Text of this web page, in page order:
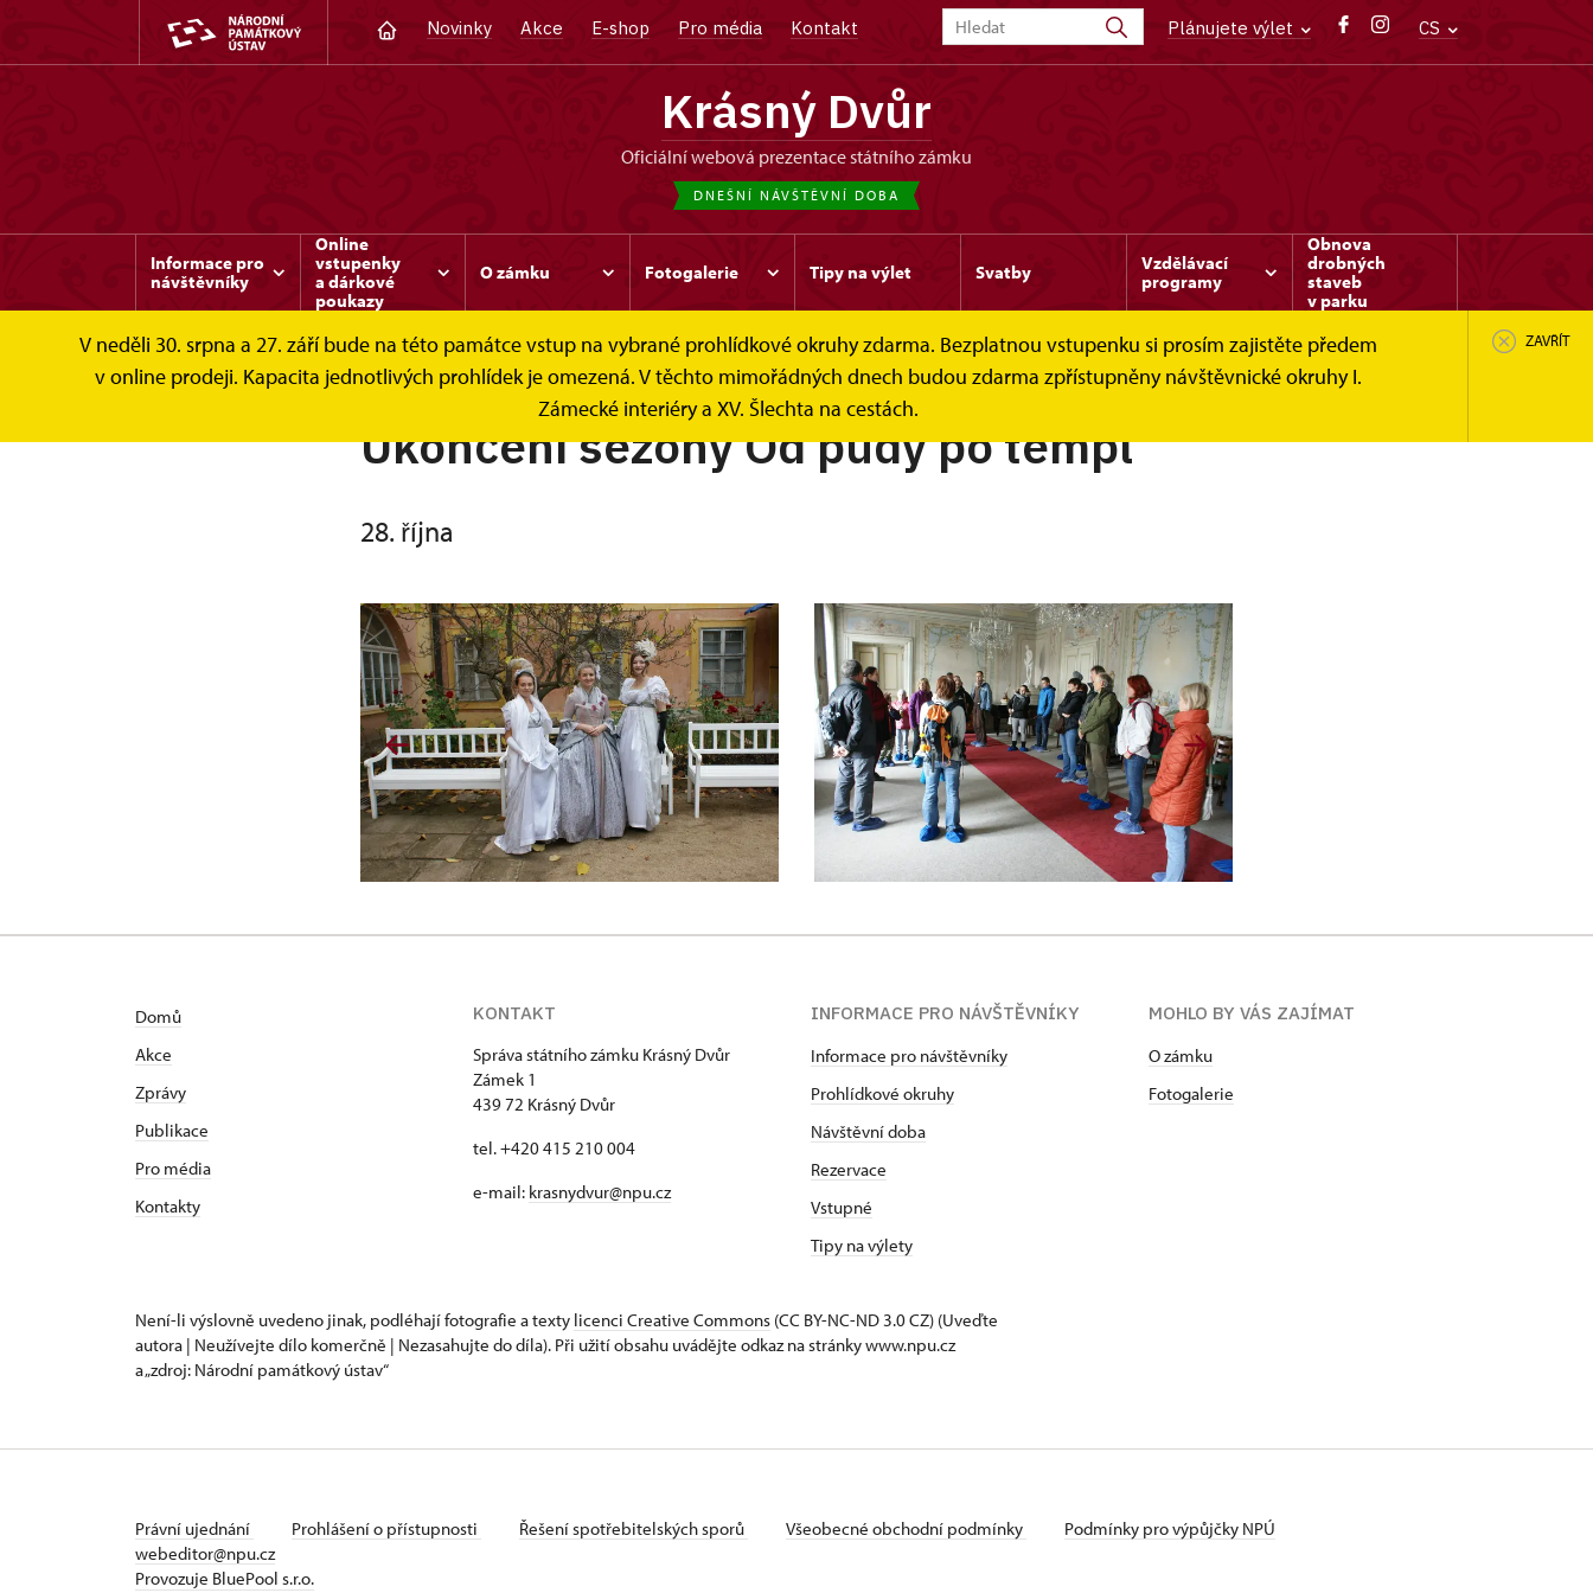
Novinky Akce E-shop Pro média Kontakt Plánujete výlet CS
Krásný Dvůr
oficiální webová prezentace státního zámku
DNEŠNÍ NÁVŠTĚVNÍ DOBA
Informace pro
návštěvníky
Online
vstupenky
a dárkové
poukazy
O zámku Fotogalerie Tipy na výlet Svatby
Vzdělávací
programy
Obnova
drobných
staveb
v parku
V neděli 30. srpna a 27. září bude na této památce vstup na vybrané prohlídkové okruhy zdarma. Bezplatnou vstupenku si prosím zajistěte předem
v online prodeji. Kapacita jednotlivých prohlídek je omezená. V těchto mimořádných dnech budou zdarma zpřístupněny návštěvnické okruhy I.
Zámecké interiéry a XV. Šlechta na cestách.
ZAVŘÍT
Ukončení sezony Od půdy po templ
28. října
Domů
Akce
Zprávy
Publikace
Pro média
Kontakty
KONTAKT
Správa státního zámku Krásný Dvůr
Zámek 1
439 72 Krásný Dvůr
tel. +420 415 210 004
e-mail: krasnydvur@npu.cz
INFORMACE PRO NÁVŠTĚVNÍKY
Informace pro návštěvníky
Prohlídkové okruhy
Návštěvní doba
Rezervace
Vstupné
Tipy na výlety
MOHLO BY VÁS ZAJÍMAT
O zámku
Fotogalerie
Není-li výslovně uvedeno jinak, podléhají fotografie a texty licenci Creative Commons (CC BY-NC-ND 3.0 CZ) (Uveďte
autora | Neužívejte dílo komerčně | Nezasahujte do díla). Při užití obsahu uvádějte odkaz na stránky www.npu.cz
a „zdroj: Národní památkový ústav“
Právní ujednání Prohlášení o přístupnosti Řešení spotřebitelských sporů Všeobecné obchodní podmínky
Podmínky pro výpůjčky NPÚ
webeditor@npu.cz
Provozuje BluePool s.r.o.